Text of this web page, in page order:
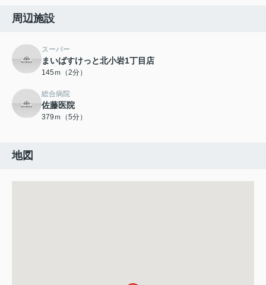
周辺施設
スーパー
まいばすけっと北小岩1丁目店
145ｍ（2分）
総合病院
佐藤医院
379ｍ（5分）
地図